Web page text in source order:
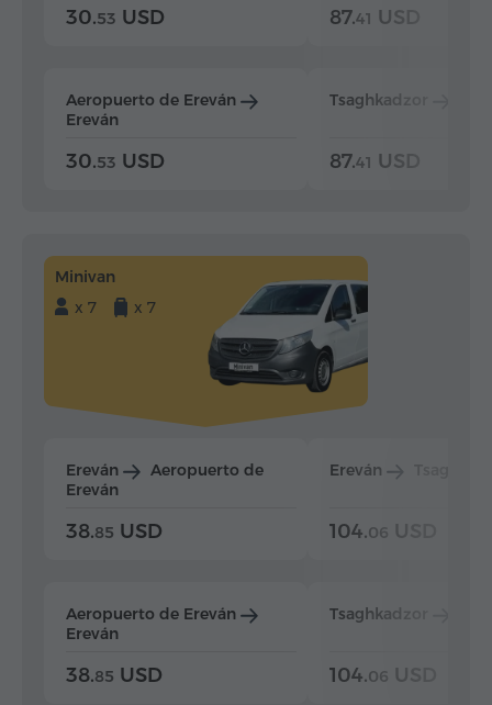
30.53 USD
Aeropuerto de Ereván
Ereván
30.53 USD
87.41 USD
Tsaghkadzor
87.41 USD
Minivan
x 7
x 7
Ereván
Aeropuerto de
Ereván
38.85 USD
Aeropuerto de Ereván
Ereván
38.85 USD
Ereván
104.06 USD
Tsaghkadzor
104.06 USD